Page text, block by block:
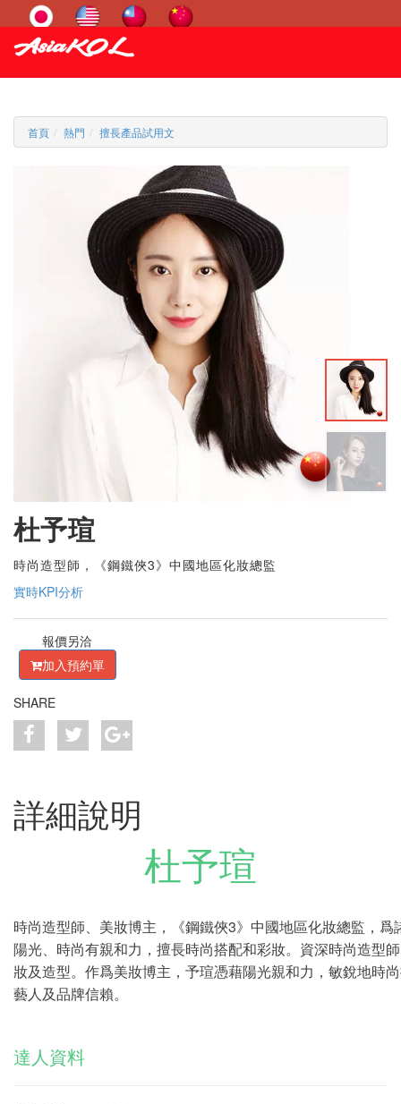
首頁 熱門 擅長產品試用文
杜予瑄
時尚造型師，《鋼鐵俠3》中國地區化妝總監
實時KPI分析
報價另洽
加入預約單
SHARE
詳細說明
杜予瑄
時尚造型師、美妝博主，《鋼鐵俠3》中國地區化妝總監，
陽光、時尚有親和力，擅長時尚搭配和彩妝。資深時尚造型
妝及造型。作爲美妝博主，予瑄憑藉陽光親和力，敏銳地時
藝人及品牌信賴。
達人資料